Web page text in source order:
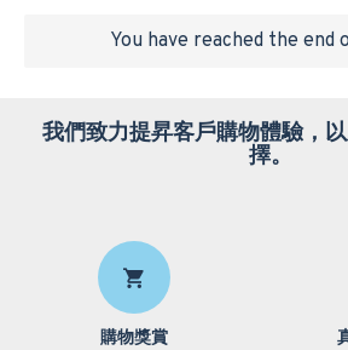
You have reached the end
我們致力提昇客戶購物體驗，
擇。
購物獎賞